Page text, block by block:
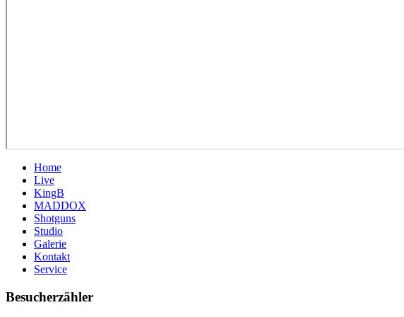
Home
Live
KingB
MADDOX
Shotguns
Studio
Galerie
Kontakt
Service
Besucherzähler